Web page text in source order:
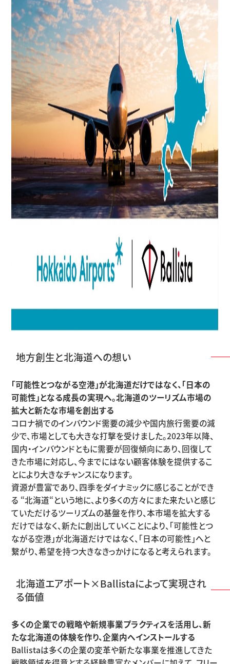
地方創生と北海道への想い
「可能性とつながる空港」が北海道だけではなく、「日本の
可能性」となる成長の実現へ。北海道のツーリズム市場の
拡大と新たな市場を創出する
コロナ禍でのインバウンド需要の減少や国内旅行需要の減
少で、市場としても大きな打撃を受けました。2023年以降、
国内・インバウンドともに需要が回復傾向にあり、回復して
きた市場に対応し、今までにはない顧客体験を提供するこ
とにより大きなチャンスになります。
資源が豊富であり、四季をダイナミックに感じることができ
る “北海道“という地に、より多くの方々にまた来たいと感じ
ていただけるツーリズムの基盤を作り、本市場を拡大する
だけではなく、新たに創出していくことにより、「可能性とつ
ながる空港」が北海道だけではなく、「日本の可能性」へと
繋がり、希望を持つ大きなきっかけになると考えられます。
北海道エアポート×Ballistaによって実現され
る価値
多くの企業での戦略や新規事業プラクティスを活用し、新
たな北海道の体験を作り、企業内へインストールする
Ballistaは多くの企業の変革や新たな事業を推進してきた